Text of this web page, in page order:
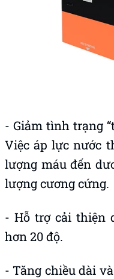
- Giảm tình trạng
Việc áp lực nước
lượng máu đến
lượng cương cứng.
- Hỗ trợ cải thiện
hơn 20 độ.
- Tăng chiều dài